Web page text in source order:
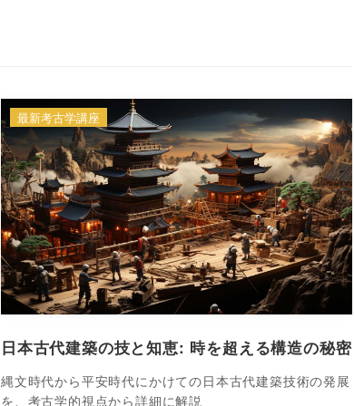
日本古代建築の技と知恵: 時を超える構造の秘密
縄文時代から平安時代にかけての日本古代建築技術の発展
を、考古学的視点から詳細に解説
最新考古学講座